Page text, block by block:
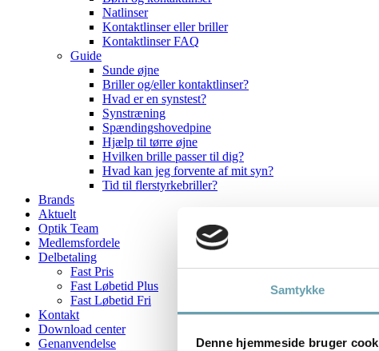
Samtykke
Denne hjemmeside bruger
Natlinser
Kontaktlinser eller briller
Kontaktlinser FAQ
Guide
Sunde øjne
Briller og/eller kontaktlinser?
Hvad er en synstest?
Synstræning
Spændingshovedpine
Hjælp til tørre øjne
Hvilken brille passer til dig?
Hvad kan jeg forvente af mit syn?
Tid til flerstyrkebriller?
Brands
Aktuelt
Optik Team
Medlemsfordele
Delbetaling
Fast Pris
Fast Løbetid Plus
Fast Løbetid Fri
Kontakt
Download center
Genanvendelse